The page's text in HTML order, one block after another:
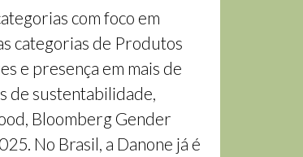
com foco em
categorias de Produtos
e presença em mais de
de sustentabilidade,
Bloomberg Gender
No Brasil, a Danone já é